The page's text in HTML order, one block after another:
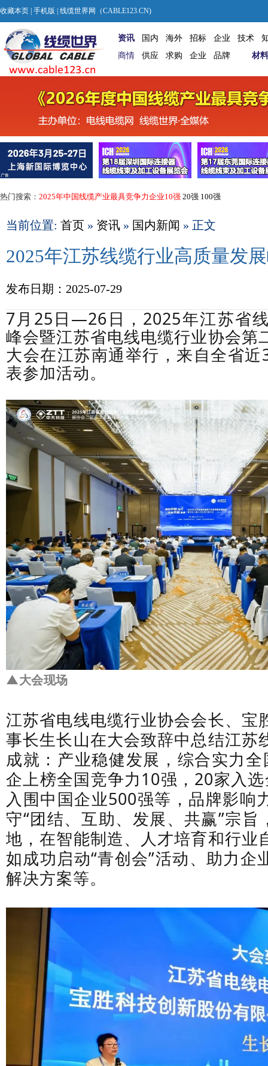
收藏本页 手机版 | 线缆世界网（CABLE123.CN)
资讯 国内 海外 招标 企业 技术
商情
供应 求购 企业 品牌 材料
热门搜索： 2025年中国线缆产业最具竞争力企业10强 20强 100强
当前位置: 首页 » 资讯 » 国内新闻 » 正文
2025年江苏线缆行业高质量发
发布日期：2025-07-29
7月25日—26日，2025年江苏省
峰会暨江苏省电线电缆行业协会第
大会在江苏南通举行，来自全省
表参加活动。
▲大会现场
江苏省电线电缆行业协会会长、宝
事长生长山在大会致辞中总结江苏
成就：产业稳健发展，综合实力
企上榜全国竞争力10强，20家入
入围中国企业500强等，品牌影响
守“团结、互助、发展、共赢”宗旨
地，在智能制造、人才培育和行业
如成功启动“青创会”活动、助力企
解决方案等。